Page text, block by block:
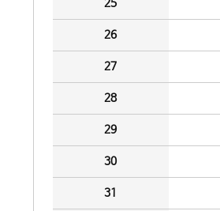
25
26
27
28
29
30
31